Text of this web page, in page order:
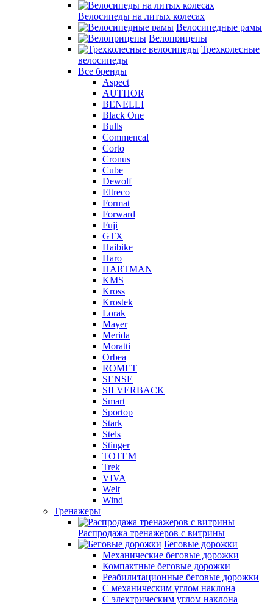
Велосипеды на литых колесах
Велосипедные рамы
Велоприцепы
Трехколесные
велосипеды
Все бренды
Aspect
AUTHOR
BENELLI
Black One
Bulls
Commencal
Corto
Cronus
Cube
Dewolf
Eltreco
Format
Forward
Fuji
GTX
Haibike
Haro
HARTMAN
KMS
Kross
Krostek
Lorak
Mayer
Merida
Moratti
Orbea
ROMET
SENSE
SILVERBACK
Smart
Sportop
Stark
Stels
Stinger
TOTEM
Trek
VIVA
Welt
Wind
Тренажеры
Распродажа тренажеров с витрины
Беговые дорожки
Механические беговые дорожки
Компактные беговые дорожки
Реабилитационные беговые дорожки
С механическим углом наклона
С электрическим углом наклона